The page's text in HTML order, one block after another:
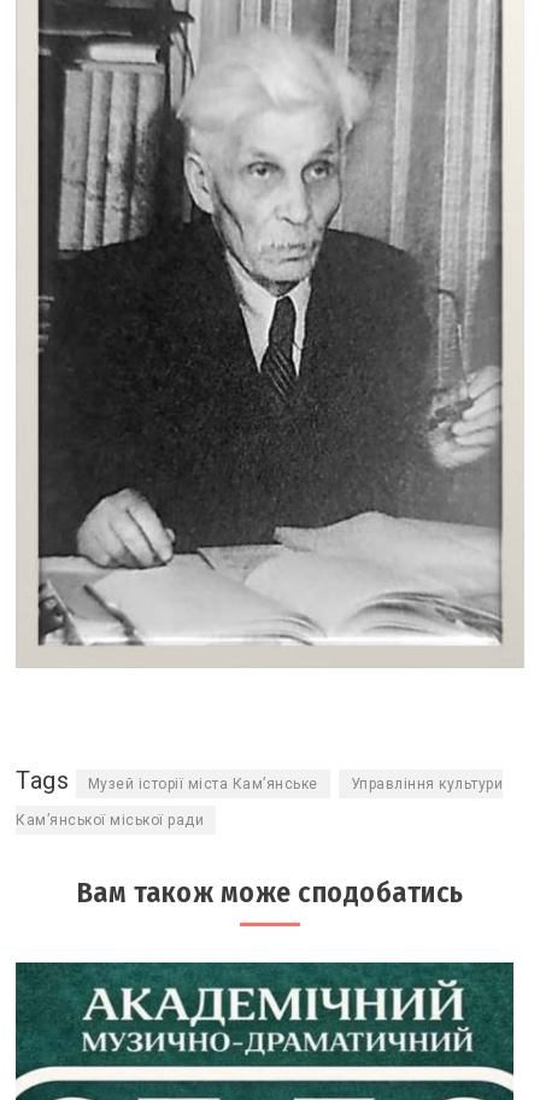
Tags Музей історії міста Кам’янське Управління культури
Кам’янської міської ради
Вам також може сподобатись